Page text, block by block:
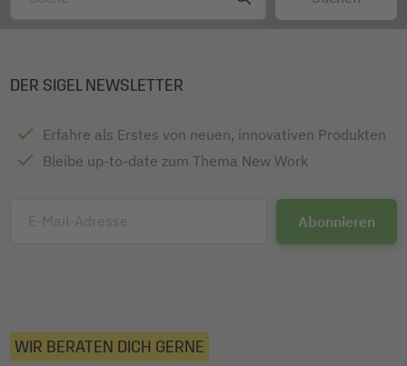
DER SIGEL NEWSLETTER
Erfahre als Erstes von neuen, innovativen Produkten
Bleibe up-to-date zum Thema New Work
E-Mail-Adresse
WIR BERATEN DICH GERNE